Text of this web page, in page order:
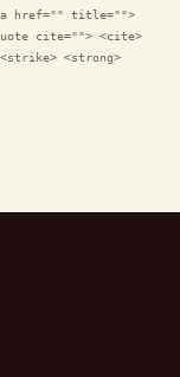
href="" title="">
cite=""> <cite>
<strong>